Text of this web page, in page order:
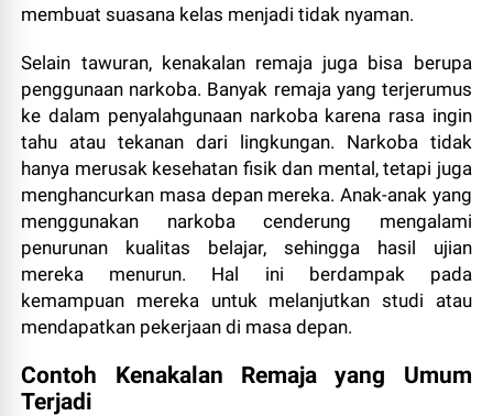
membuat suasana kelas menjadi tidak nyaman.
Selain tawuran, kenakalan remaja juga bisa berupa
penggunaan narkoba. Banyak remaja yang terjerumus
ke dalam penyalahgunaan narkoba karena rasa ingin
tahu atau tekanan dari lingkungan. Narkoba tidak
hanya merusak kesehatan fisik dan mental, tetapi juga
menghancurkan masa depan mereka. Anak-anak yang
menggunakan narkoba cenderung mengalami
penurunan kualitas belajar, sehingga hasil ujian
mereka menurun. Hal ini berdampak pada
kemampuan mereka untuk melanjutkan studi atau
mendapatkan pekerjaan di masa depan.
Contoh Kenakalan Remaja yang Umum
Terjadi